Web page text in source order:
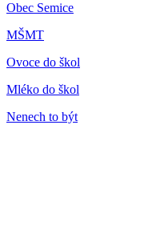
Obec Semice
MŠMT
Ovoce do škol
Mléko do škol
Nenech to být